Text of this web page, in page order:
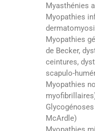
Myasthénies
Myopathies
Myopathies
de Becker,
ceintures,
scapulo-
Myopathies
McArdle)